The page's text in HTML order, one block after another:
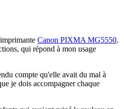
Canon PIXMA MG5550.
qui répond à mon usage
compte qu'elle avait du mal à
je dois accompagner chaque